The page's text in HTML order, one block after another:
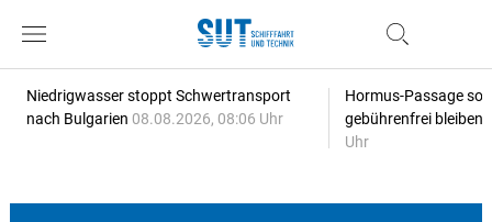
Niedrigwasser stoppt Schwertransport
nach Bulgarien 08.08.2026, 08:06 Uhr
Hormus-Passage
gebührenfrei bleiben
Uhr